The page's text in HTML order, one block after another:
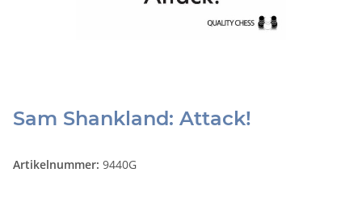
Sam Shankland: Attack!
Artikelnummer: 9440G